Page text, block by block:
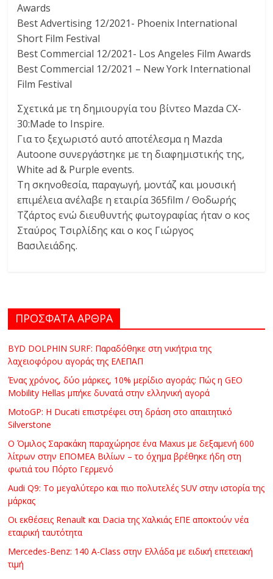
Awards
Best Advertising 12/2021- Phoenix International
Short Film Festival
Best Commercial 12/2021- Los Angeles Film Awards
Best Commercial 12/2021 – New York International
Film Festival
Σχετικά με τη δημιουργία του βίντεο Mazda CX-
30:Made to Inspire.
Για το ξεχωριστό αυτό αποτέλεσμα η Mazda
Autoone συνεργάστηκε με τη διαφημιστικής της,
White ad & Purple events.
Τη σκηνοθεσία, παραγωγή, μοντάζ και μουσική
επιμέλεια ανέλαβε η εταιρία 365film / Θοδωρής
Τζάρτος ενώ διευθυντής φωτογραφίας ήταν ο κος
Σταύρος Τσιρλίδης και ο κος Γιώργος
Βασιλειάδης.
ΠΡΟΣΦΑΤΑ ΑΡΘΡΑ
BYD DOLPHIN SURF: Παραδόθηκε στη νικήτρια της
λαχειοφόρου αγοράς της ΕΛΕΠΑΠ
Ένας χρόνος, δύο μάρκες, 10% μερίδιο αγοράς: Πώς η GEO
Mobility Hellas μπήκε δυνατά στην ελληνική αγορά
MotoGP: Η Ducati επιστρέφει στη δράση στο απαιτητικό
Silverstone
Ο Όμιλος Σαρακάκη παραχώρησε ένα Maxus με δεξαμενή 600
λίτρων στην ΕΠΟΜΕΑ Βιλίων – το όχημα βρέθηκε ήδη στη
φωτιά του Πόρτο Γερμενό
Audi Q9: Το μεγαλύτερο και πιο πολυτελές SUV στην ιστορία της
μάρκας
Οι εκθέσεις Renault και Dacia της Χαλκιάς ΕΠΕ αποκτούν νέα
εταιρική ταυτότητα
Mercedes-Benz: 140 A-Class στην Ελλάδα με ειδική επετειακή
τιμή